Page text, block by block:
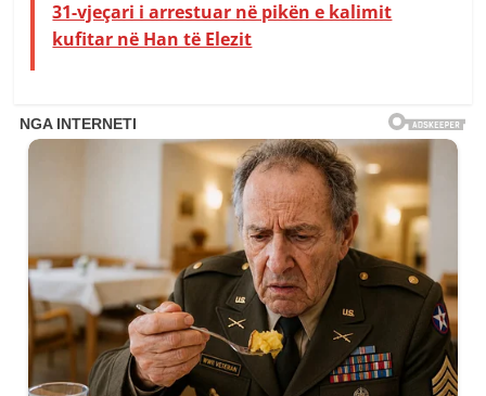
31-vjeçari i arrestuar në pikën e kalimit
kufitar në Han të Elezit